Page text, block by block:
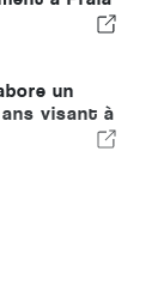
l'éclipse
un
visant à
du